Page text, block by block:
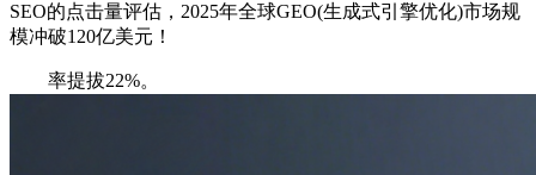
SEO的点击量评估，2025年全球GEO(生成式引擎优化)市场规
模冲破120亿美元！
率提拔22%。